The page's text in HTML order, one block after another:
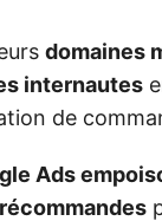
domaines
internautes
de
Ads